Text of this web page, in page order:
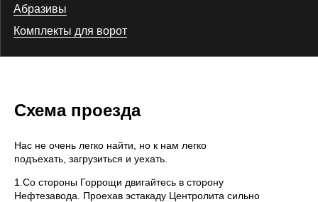
Абразивы
Комплекты для ворот
Схема проезда
Нас не очень легко найти, но к нам легко
подъехать, загрузиться и уехать.
1.Со стороны Горрощи двигайтесь в сторону
Нефтезавода. Проехав эстакаду Центролита сильно